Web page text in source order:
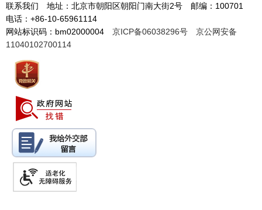
联系我们 地址：北京市朝阳区朝阳门南大街2号 邮编：100701
电话：+86-10-65961114
网站标识码：bm02000004 京ICP备06038296号
京公网安备
11040102700114